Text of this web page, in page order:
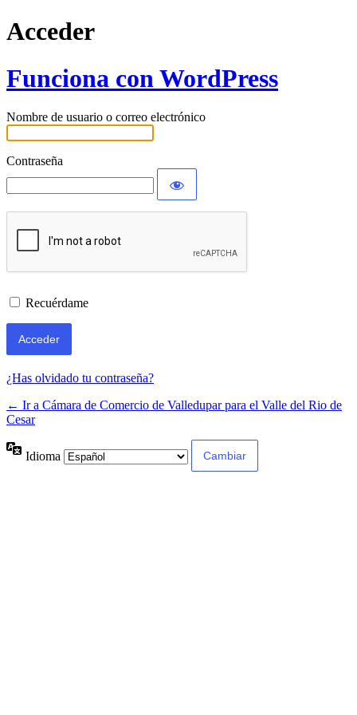
Acceder
Funciona con WordPress
Nombre de usuario o correo electrónico
Contraseña
Recuérdame
¿Has olvidado tu contraseña?
← Ir a Cámara de Comercio de Valledupar para el Valle del Rio de
Cesar
Idioma